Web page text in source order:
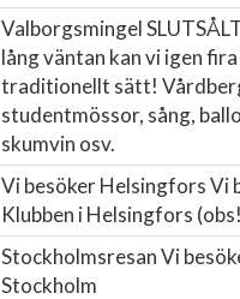
Valborgsmingel
lång väntan kan vi igen
traditionellt sätt!
studentmössor, sång,
skumvin osv.
Vi besöker HelsingforsVi
Klubben i Helsingfors
StockholmsresanVi
Stockholm